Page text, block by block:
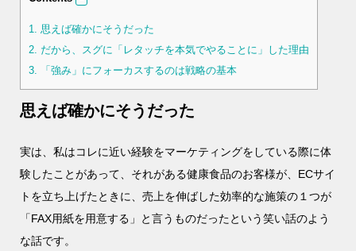
1. 思えば確かにそうだった
2. だから、スグに「レタッチを本気でやることに」した理由
3. 「強み」にフォーカスするのは戦略の基本
思えば確かにそうだった
実は、私はコレに近い経験をマーケティングをしている際に体
験したことがあって、それがある健康食品のお客様が、ECサイ
トを立ち上げたときに、売上を伸ばした効率的な施策の１つが
「FAX用紙を用意する」と言うものだったという笑い話のよう
な話です。